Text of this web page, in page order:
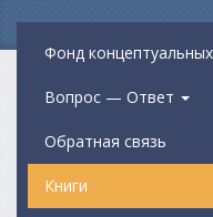
Фонд
Вопрос — Ответ
Обратная связь
Книги